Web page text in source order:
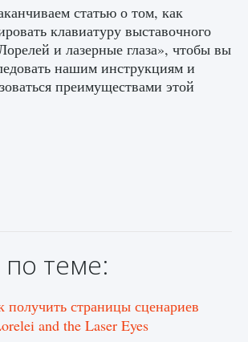
1 286 0 0
джунглей Нари в
Ava
статью о том, как
клавиатуру выставочного
и лазерные глаза», чтобы вы
нашим инструкциям и
преимуществами этой
теме:
получить страницы сценариев
and the Laser Eyes